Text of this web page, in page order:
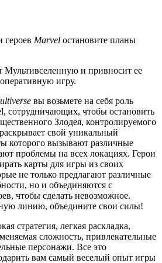
Marvel остановите планы
Мультивселенную и привносит ее
игру.
вы возьмете на себя роль
сотрудничающих, чтобы остановить
Злодея, контролируемого
свой уникальный
которого вызывают различные
проблемы на всех локациях. Герои
карты для игры из своих
не только предлагают различные
но и объединяются с
чтобы сделать невозможное.
линию, объедините свои силы!
стратегия, легкая раскладка,
сложность, привлекательные
персонажи. Все это
вам самый веселый опыт игры